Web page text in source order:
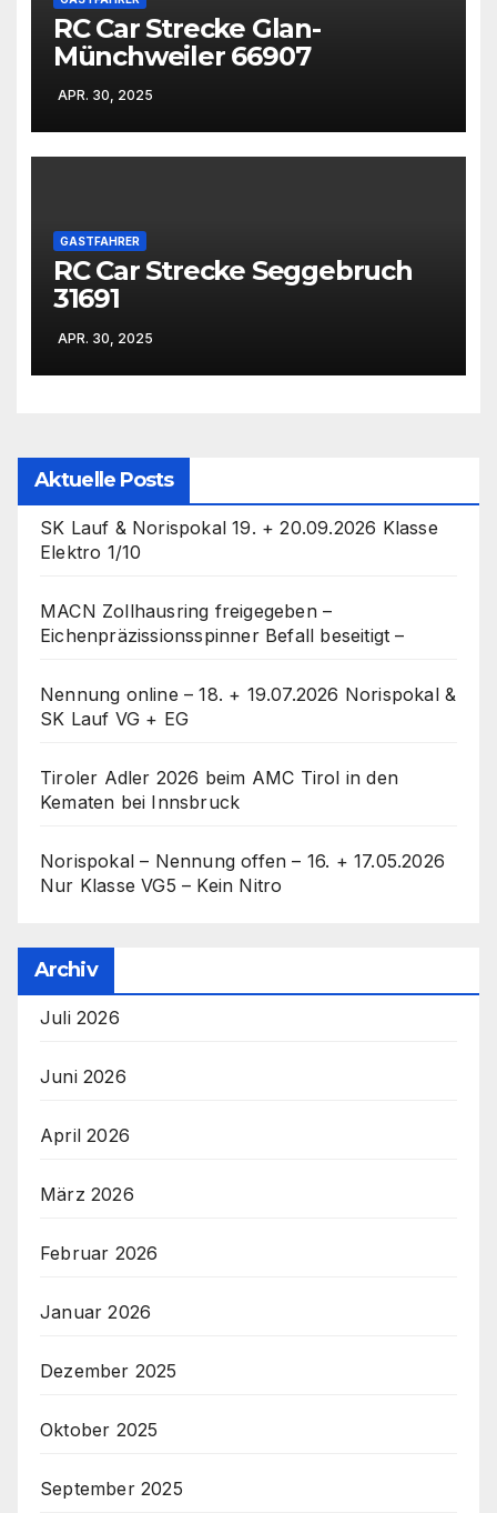
RC Car Strecke Glan-
Münchweiler 66907
APR. 30, 2025
GASTFAHRER
RC Car Strecke Seggebruch
31691
APR. 30, 2025
Aktuelle Posts
SK Lauf & Norispokal 19. + 20.09.2026 Klasse
Elektro 1/10
MACN Zollhausring freigegeben –
Eichenpräzissionsspinner Befall beseitigt –
Nennung online – 18. + 19.07.2026 Norispokal &
SK Lauf VG + EG
Tiroler Adler 2026 beim AMC Tirol in den
Kematen bei Innsbruck
Norispokal – Nennung offen – 16. + 17.05.2026
Nur Klasse VG5 – Kein Nitro
Archiv
Juli 2026
Juni 2026
April 2026
März 2026
Februar 2026
Januar 2026
Dezember 2025
Oktober 2025
September 2025